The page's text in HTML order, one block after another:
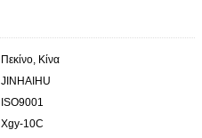
Πεκίνο, Κίνα
JINHAIHU
ISO9001
Xgy-10C